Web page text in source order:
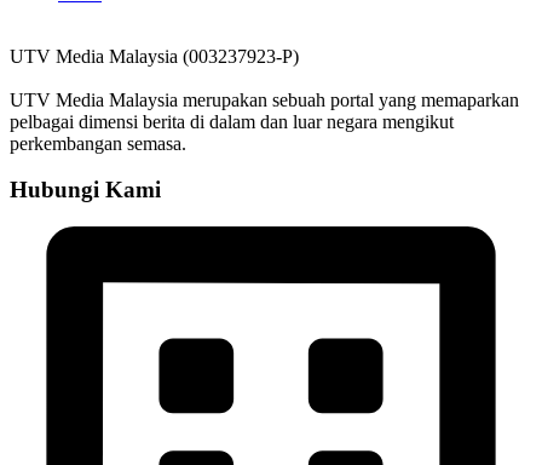
UTV Media Malaysia (003237923-P)
UTV Media Malaysia merupakan sebuah portal yang memaparkan
pelbagai dimensi berita di dalam dan luar negara mengikut
perkembangan semasa.
Hubungi Kami